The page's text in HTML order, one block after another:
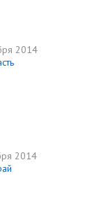
2014
2014